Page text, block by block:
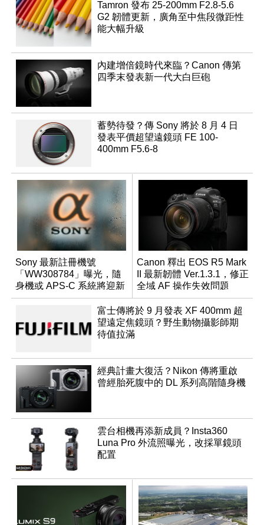
Tamron 發布 25-200mm F2.8-5.6
G2 韌體更新，廣角至中焦段微距性
能大幅升級
內建增倍鏡時代來臨？Canon 傳第
四季末發表新一代大白巨砲
蓄勢待發？傳 Sony 將於 8 月 4 日
發表平價超望遠鏡頭 FE 100-
400mm F5.6-8
Sony 最新註冊機號
「WW308784」曝光，隨
身機或 APS-C 系統將迎新
成員？
Canon 釋出 EOS R5 Mark
II 最新韌體 Ver.1.3.1，修正
全域 AF 操作失效問題
富士傳將於 9 月發表 XF 400mm 超
望遠定焦鏡頭？野生動物攝影師期
待值拉滿
經典計畫大復活？Nikon 傳將重啟
曾經胎死腹中的 DL 系列高階隨身機
雲台相機再添新成員？Insta360
Luna Pro 外流照曝光，改採單鏡頭
配置